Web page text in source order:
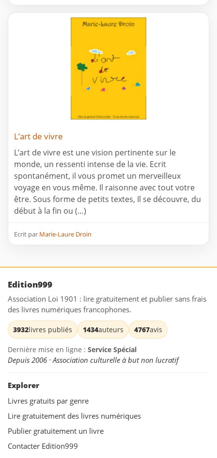
L’art de vivre
L’art de vivre est une vision pertinente sur le
monde, un ressenti intense de la vie. Ecrit
spontanément, il vous promet un merveilleux
voyage en vous même. Il raisonne avec tout votre
être. Sous forme de petits textes, Il se découvre, du
début à la fin ou (…)
Ecrit par Marie-Laure Droin
Edition999
Association Loi 1901 : lire gratuitement et publier sans frais
des livres numériques francophones.
3932livres publiés 1434auteurs 4767avis
Dernière mise en ligne : Service Spécial
Depuis 2006 · Association culturelle à but non lucratif
Explorer
Livres gratuits par genre
Lire gratuitement des livres numériques
Publier gratuitement un livre
Contacter Edition999